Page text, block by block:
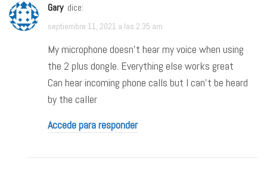
Gary dice:
septiembre 11, 2021 a las 2:35 am
My microphone doesn’t hear my voice when using
the 2 plus dongle. Everything else works great
Can hear incoming phone calls but I can’t be heard
by the caller
Accede para responder